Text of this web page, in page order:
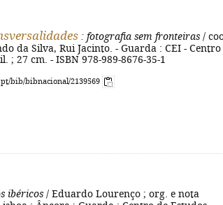
: fotografia sem fronteiras /
da Silva, Rui Jacinto. - Guarda : CEI - Centro
; 27 cm. - ISBN 978-989-8676-35-1
bib/bibnacional/2139569
ibéricos / Eduardo Lourenço ; org. e nota